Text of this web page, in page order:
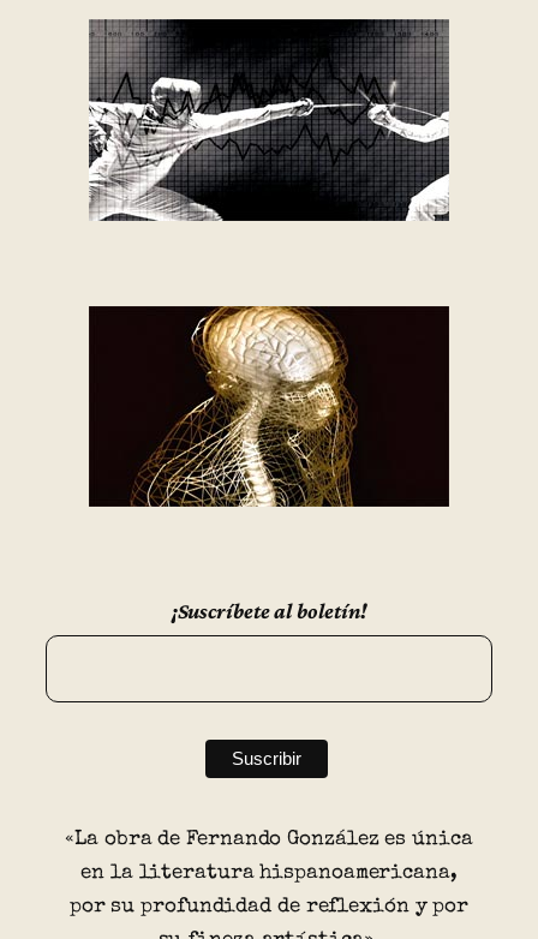
¡Suscríbete al boletín!
«La obra de Fernando González es única
en la literatura hispanoamericana,
por su profundidad de reflexión y por